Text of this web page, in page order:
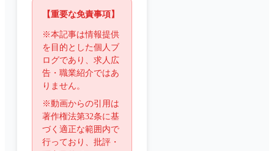
【重要な免責事項】
※本記事は情報提供
を目的とした個人ブ
ログであり、求人広
告・職業紹介ではあ
りません。
※動画からの引用は
著作権法第32条に基
づく適正な範囲内で
行っており、批評・